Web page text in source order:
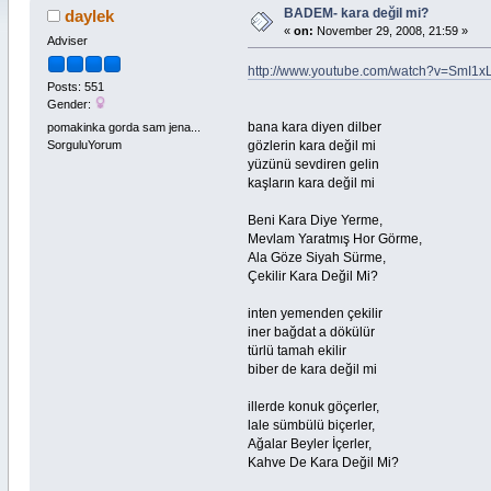
daylek
Adviser
Posts: 551
Gender:
pomakinka gorda sam jena...
SorguluYorum
BADEM- kara değil mi?
« on: November 29, 2008, 21:59 »
http://www.youtube.com/
bana kara diyen dilber
gözlerin kara değil mi
yüzünü sevdiren gelin
kaşların kara değil mi
Beni Kara Diye Yerme,
Mevlam Yaratmış Hor Görme,
Ala Göze Siyah Sürme,
Çekilir Kara Değil Mi?
inten yemenden çekilir
iner bağdat a dökülür
türlü tamah ekilir
biber de kara değil mi
illerde konuk göçerler,
lale sümbülü biçerler,
Ağalar Beyler İçerler,
Kahve De Kara Değil Mi?